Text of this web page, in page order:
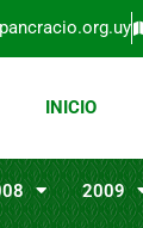
INICIO
2009